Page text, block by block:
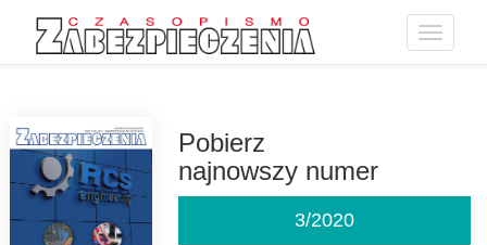
Toggle
Pobierz
najnowszy numer
3/2020